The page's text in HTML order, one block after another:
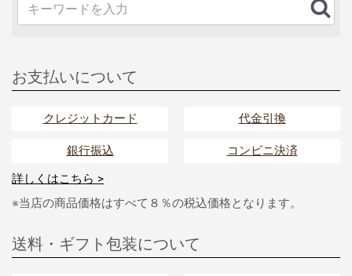
お支払いについて
クレジットカード 代金引換
銀行振込 コンビニ決済
詳しくはこちら >
※当店の商品価格はすべて８％の税込価格となります。
送料・ギフト包装について